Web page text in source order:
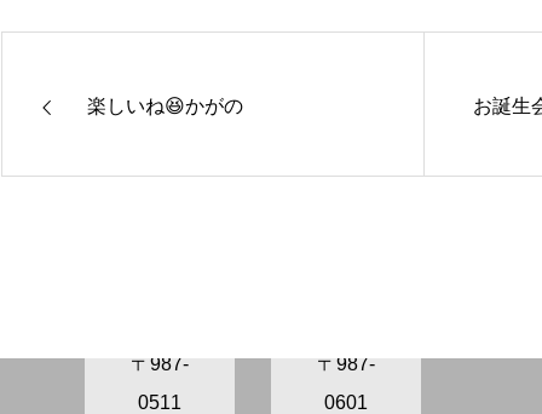
楽しいね😆かがの お誕生
〒987-
0511
〒987-
0601